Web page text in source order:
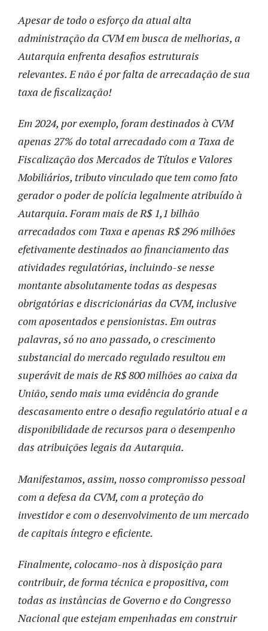
Apesar de todo o esforço da atual alta
administração da CVM em busca de melhorias, a
Autarquia enfrenta desafios estruturais
relevantes. E não é por falta de arrecadação de sua
taxa de fiscalização!
Em 2024, por exemplo, foram destinados à CVM
apenas 27% do total arrecadado com a Taxa de
Fiscalização dos Mercados de Títulos e Valores
Mobiliários, tributo vinculado que tem como fato
gerador o poder de polícia legalmente atribuído à
Autarquia. Foram mais de R$ 1,1 bilhão
arrecadados com Taxa e apenas R$ 296 milhões
efetivamente destinados ao financiamento das
atividades regulatórias, incluindo-se nesse
montante absolutamente todas as despesas
obrigatórias e discricionárias da CVM, inclusive
com aposentados e pensionistas. Em outras
palavras, só no ano passado, o crescimento
substancial do mercado regulado resultou em
superávit de mais de R$ 800 milhões ao caixa da
União, sendo mais uma evidência do grande
descasamento entre o desafio regulatório atual e a
disponibilidade de recursos para o desempenho
das atribuições legais da Autarquia.
Manifestamos, assim, nosso compromisso pessoal
com a defesa da CVM, com a proteção do
investidor e com o desenvolvimento de um mercado
de capitais íntegro e eficiente.
Finalmente, colocamo-nos à disposição para
contribuir, de forma técnica e propositiva, com
todas as instâncias de Governo e do Congresso
Nacional que estejam empenhadas em construir